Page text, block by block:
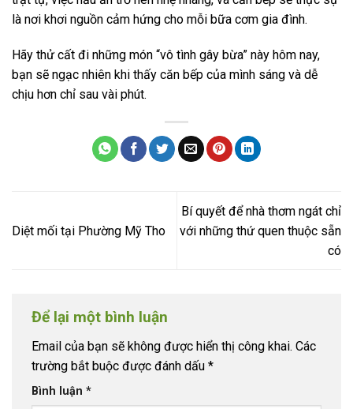
là nơi khơi nguồn cảm hứng cho mỗi bữa cơm gia đình.
Hãy thử cất đi những món “vô tình gây bừa” này hôm nay,
bạn sẽ ngạc nhiên khi thấy căn bếp của mình sáng và dễ
chịu hơn chỉ sau vài phút.
Diệt mối tại Phường Mỹ Tho
Bí quyết để nhà thơm ngát chỉ
với những thứ quen thuộc sẵn
có
Để lại một bình luận
Email của bạn sẽ không được hiển thị công khai. Các
trường bắt buộc được đánh dấu *
Bình luận *